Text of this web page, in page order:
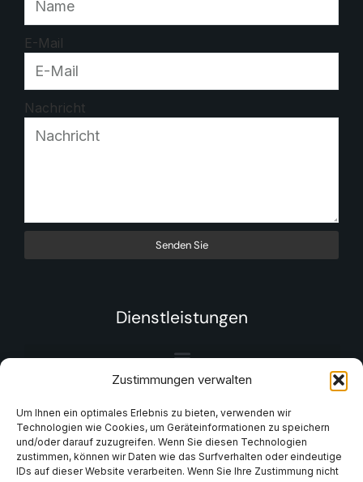
Zustimmungen verwalten
Um Ihnen ein optimales Erlebnis zu bieten, verwenden wir
Technologien wie Cookies, um Geräteinformationen zu speichern
und/oder darauf zuzugreifen. Wenn Sie diesen Technologien
zustimmen, können wir Daten wie das Surfverhalten oder eindeutige
IDs auf dieser Website verarbeiten. Wenn Sie Ihre Zustimmung nicht
E-Mail
Nachricht
Senden Sie
Dienstleistungen